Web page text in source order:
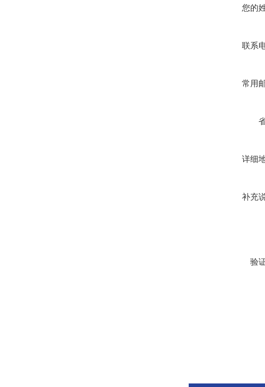
您的
联系
常用
详细
补充
验